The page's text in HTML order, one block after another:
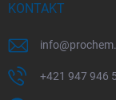
KONTAKT
info@
+421 947 946